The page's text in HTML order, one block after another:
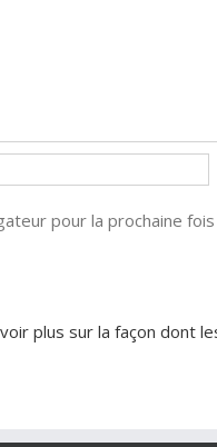
pour la prochaine
plus sur la façon dont